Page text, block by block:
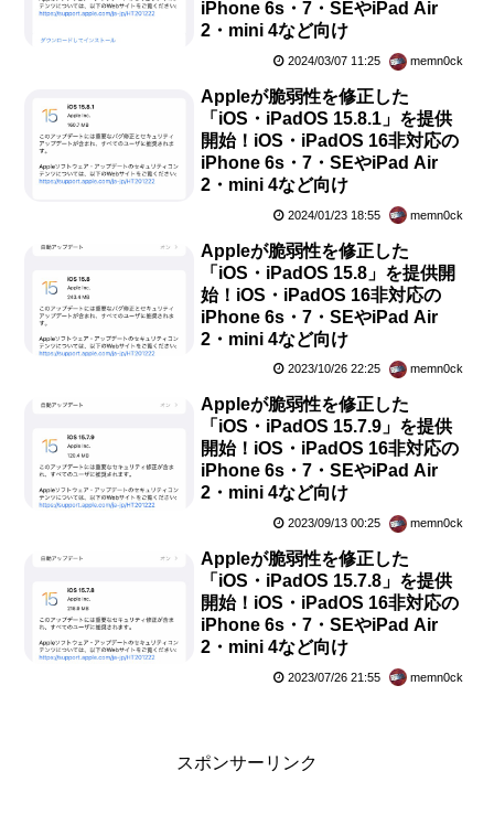
iPhone 6s・7・SEやiPad Air
2・mini 4など向け
2024/03/07 11:25 memn0ck
Appleが脆弱性を修正した
「iOS・iPadOS 15.8.1」を提供
開始！iOS・iPadOS 16非対応の
iPhone 6s・7・SEやiPad Air
2・mini 4など向け
2024/01/23 18:55 memn0ck
Appleが脆弱性を修正した
「iOS・iPadOS 15.8」を提供開
始！iOS・iPadOS 16非対応の
iPhone 6s・7・SEやiPad Air
2・mini 4など向け
2023/10/26 22:25 memn0ck
Appleが脆弱性を修正した
「iOS・iPadOS 15.7.9」を提供
開始！iOS・iPadOS 16非対応の
iPhone 6s・7・SEやiPad Air
2・mini 4など向け
2023/09/13 00:25 memn0ck
Appleが脆弱性を修正した
「iOS・iPadOS 15.7.8」を提供
開始！iOS・iPadOS 16非対応の
iPhone 6s・7・SEやiPad Air
2・mini 4など向け
2023/07/26 21:55 memn0ck
スポンサーリンク